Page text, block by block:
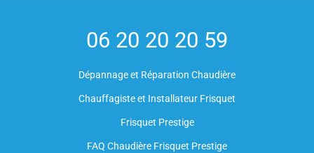
06 20 20 20 59
Dépannage et Réparation Chaudière
Chauffagiste et Installateur Frisquet
Frisquet Prestige
FAQ Chaudière Frisquet Prestige